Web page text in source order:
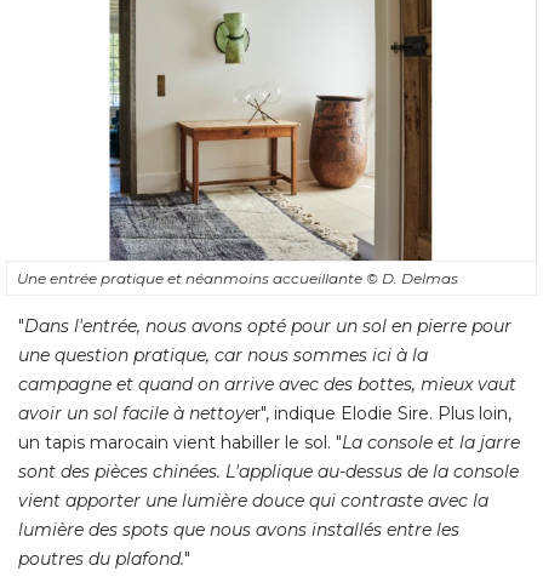
Une entrée pratique et néanmoins accueillante © D. Delmas
"Dans l'entrée, nous avons opté pour un sol en pierre pour
une question pratique, car nous sommes ici à la
campagne et quand on arrive avec des bottes, mieux vaut
avoir un sol facile à nettoyer", indique Elodie Sire. Plus loin,
un tapis marocain vient habiller le sol. "La console et la jarre
sont des pièces chinées. L'applique au-dessus de la console
vient apporter une lumière douce qui contraste avec la
lumière des spots que nous avons installés entre les
poutres du plafond."